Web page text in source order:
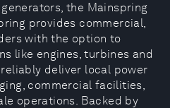
the Mainspring
provides commercial,
with the option to
like engines, turbines and
deliver local power
commercial facilities,
operations. Backed by